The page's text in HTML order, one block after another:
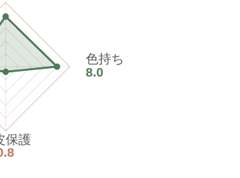
色持ち
8.0
保護